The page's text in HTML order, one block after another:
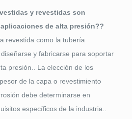
y revestidas son
de alta presión??
revestida como la tubería
y fabricarse para soportar
presión.. La elección de los
de la capa o revestimiento
debe determinarse en
específicos de la industria..